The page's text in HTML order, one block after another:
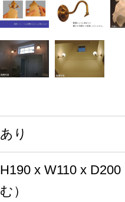
あり
H190 x W110 x
む）